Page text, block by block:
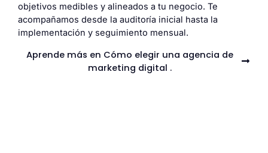
objetivos medibles y alineados a tu negocio. Te
acompañamos desde la auditoría inicial hasta la
implementación y seguimiento mensual.
Aprende más en Cómo elegir una agencia de
marketing digital .